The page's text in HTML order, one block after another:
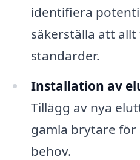
identifiera
säkerställa att
standarder.
Installation av
Tillägg av nya
gamla brytare
behov.